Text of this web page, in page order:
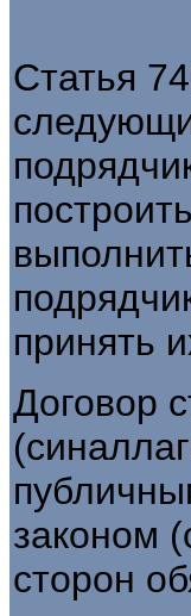
Статья
принять
Договор
законом
сторон